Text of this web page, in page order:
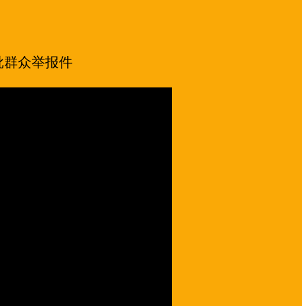
群众举报件